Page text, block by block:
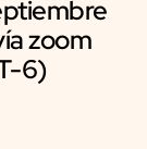
zoom
6)